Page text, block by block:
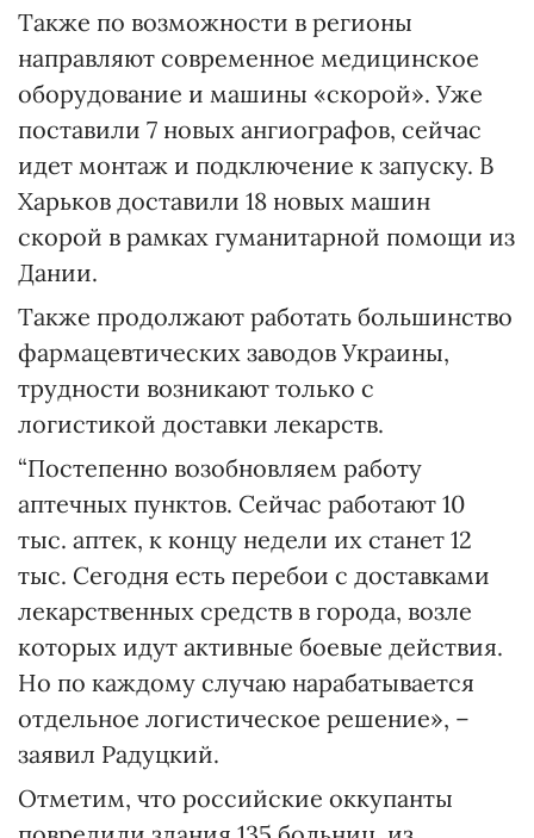
Также по возможности в регионы
направляют современное медицинское
оборудование и машины «скорой». Уже
поставили 7 новых ангиографов, сейчас
идет монтаж и подключение к запуску. В
Харьков доставили 18 новых машин
скорой в рамках гуманитарной помощи из
Дании.
Также продолжают работать большинство
фармацевтических заводов Украины,
трудности возникают только с
логистикой доставки лекарств.
“Постепенно возобновляем работу
аптечных пунктов. Сейчас работают 10
тыс. аптек, к концу недели их станет 12
тыс. Сегодня есть перебои с доставками
лекарственных средств в города, возле
которых идут активные боевые действия.
Но по каждому случаю нарабатывается
отдельное логистическое решение», –
заявил Радуцкий.
Отметим, что российские оккупанты